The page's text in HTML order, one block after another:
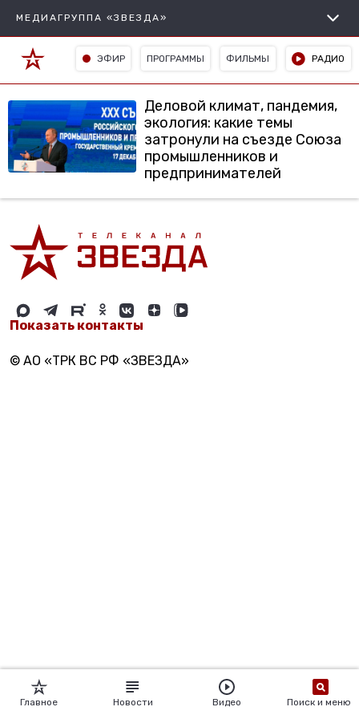
МЕДИАГРУППА «ЗВЕЗДА»
ЭФИР ПРОГРАММЫ ФИЛЬМЫ РАДИО
Деловой климат, пандемия,
экология: какие темы
затронули на съезде Союза
промышленников и
предпринимателей
Показать контакты
© АО «ТРК ВС РФ «ЗВЕЗДА»
Главное Новости Видео Поиск и меню